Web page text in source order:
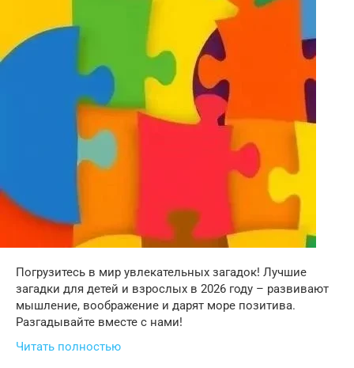
Погрузитесь в мир увлекательных загадок! Лучшие
загадки для детей и взрослых в 2026 году – развивают
мышление, воображение и дарят море позитива.
Разгадывайте вместе с нами!
Читать полностью